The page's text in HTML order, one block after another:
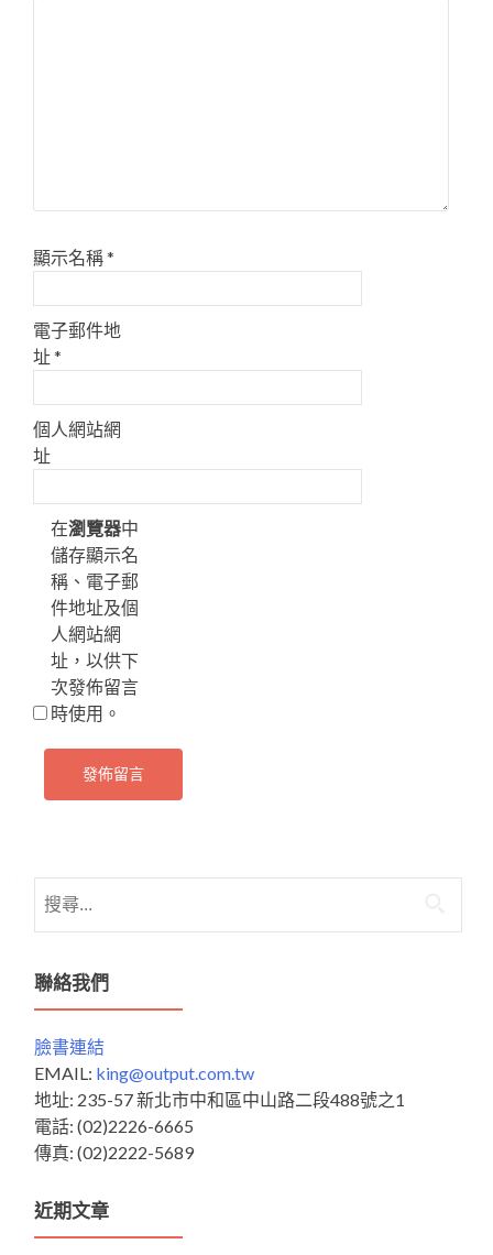
顯示名稱*
電子郵件地
址*
個人網站網
址
在瀏覽器中
儲存顯示名
稱、電子郵
件地址及個
人網站網
址，以供下
次發佈留言
時使用。
尋
鍵
字:
聯絡我們
臉書連結
EMAIL: king@output.com.tw
地址: 235-57 新北市中和區中山路二段488號之1
電話: (02)2226-6665
傳真: (02)2222-5689
近期文章